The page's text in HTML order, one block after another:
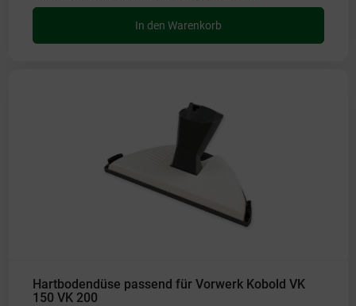
In den Warenkorb
Hartbodendüse passend für Vorwerk Kobold VK
150 VK 200